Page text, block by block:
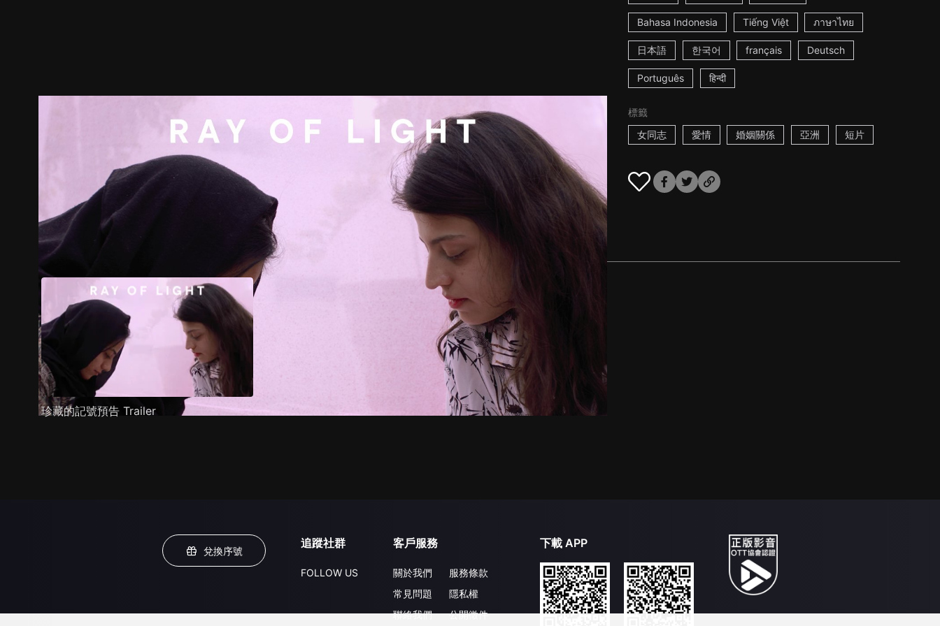
Bahasa Indonesia Tiếng Việt ภาษาไทย
日本語 한국어 français Deutsch
Português हिन्दी
標籤
女同志
愛情 婚姻關係 亞洲 短片
預告
珍藏的記號預告 Trailer
兌換序號
追蹤社群
FOLLOW US
客戶服務
關於我們
常見問題
聯絡我們
服務條款
隱私權
公開徵件
下載 APP